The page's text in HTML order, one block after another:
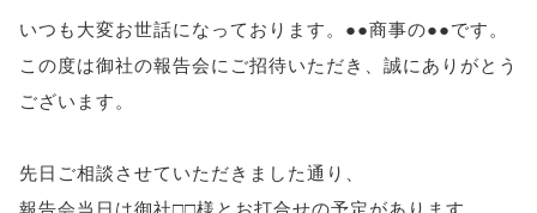
いつも大変お世話になっております。●●商事の●●です。
この度は御社の報告会にご招待いただき、誠にありがとう
ございます。
先日ご相談させていただきました通り、
報告会当日は御社□□様とお打合せの予定があります。